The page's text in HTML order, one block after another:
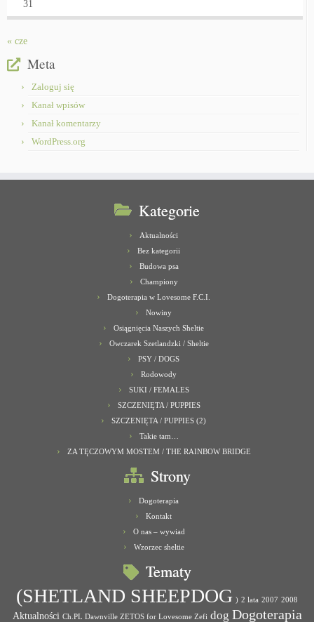
31
« cze
Meta
Zaloguj się
Kanał wpisów
Kanał komentarzy
WordPress.org
Kategorie
Aktualności
Bez kategorii
Budowa psa
Championy
Dogoterapia w Lovesome F.C.I.
Nowiny
Osiągnięcia Naszych Sheltie
Owczarek Szetlandzki / Sheltie
PSY / DOGS
Rodowody
SUKI / FEMALES
SZCZENIĘTA / PUPPIES
SZCZENIĘTA / PUPPIES (2)
Takie tam…
ZA TĘCZOWYM MOSTEM / THE RAINBOW BRIDGE
Strony
Dogoterapia
Kontakt
O nas – wywiad
Wzorzec sheltie
Tematy
(SHETLAND SHEEPDOG ) 2 lata 2007 2008
Aktualności Ch.PL Dawnville ZETOS for Lovesome Zefi dog Dogoterapia